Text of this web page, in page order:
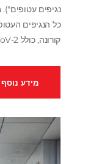
נגיפים
קורונה, כולל SARS-CoV-2 ואחרים).
מידע נוסף